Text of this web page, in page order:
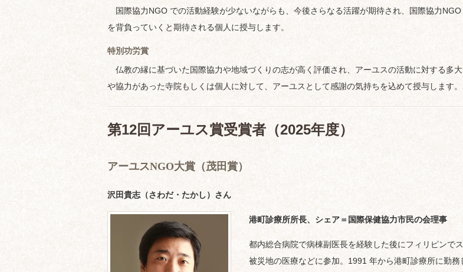
国際協力NGO での活動経験が少ないながらも、今後さらなる活躍が期待され、国際協力NGO
を背負っていくと期待される個人に授与します。
特別功労賞
仏教の縁に基づいた国際協力や地域づくりの志が高く評価され、アーユスの活動に対する多
や協力があった寺院もしくは個人に対して、アーユスとして感謝の気持ちを込めて授与します。
第12回アーユス賞受賞者（2025年度）
アーユスNGO大賞（茂田賞）
沢田貴志（さわだ・たかし）さん
港町診療所所長、シェア＝国際保健協力市民の会理事
都内総合病院で病棟副医長を経験した後にフィリピンで
被災地の医療などに参加。1991 年から港町診療所に勤務